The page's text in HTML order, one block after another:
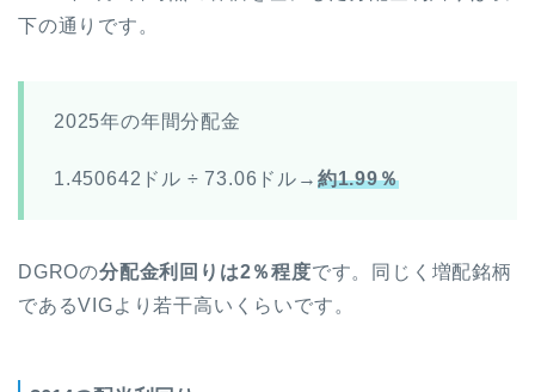
下の通りです。
2025年の年間分配金
1.450642ドル ÷ 73.06ドル→ 約1.99％
DGROの分配金利回りは2％程度です。同じく増配銘柄
であるVIGより若干高いくらいです。